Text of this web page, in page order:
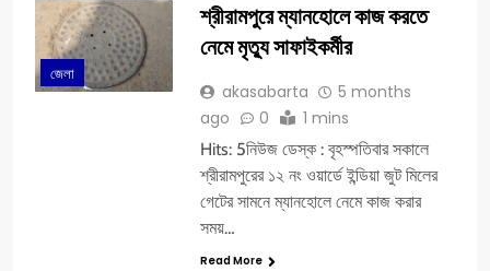
জেলা
শ্রীরামপুরে ম্যানহোলে কাজ করতে
নেমে মৃত্যু সাফাইকর্মীর
akasabarta
5 months
ago
0 1 mins
Hits: 5নিউজ ডেস্ক : বৃহস্পতিবার সকালে
শ্রীরামপুরের ১২ নং ওয়ার্ডে ইন্ডিয়া জুট মিলের
গেটের সামনে ম্যানহোলে নেমে কাজ করার
সময়…
Read More